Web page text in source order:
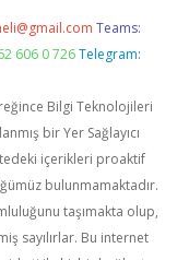
Teams:
606 0 726 Telegram:
Bilgi Teknolojileri
bir Yer Sağlayıcı
içerikleri proaktif
bulunmamaktadır.
taşımakta olup,
sayılırlar. Bu internet